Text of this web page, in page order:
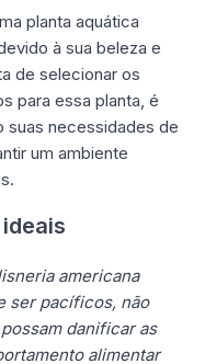
planta aquática
à sua beleza e
de selecionar os
para essa planta, é
necessidades de
um ambiente
americana
ser pacíficos, não
danificar as
alimentar